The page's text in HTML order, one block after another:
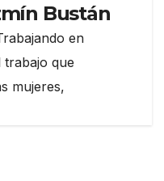
Bustán
en
trabajo que
mujeres,